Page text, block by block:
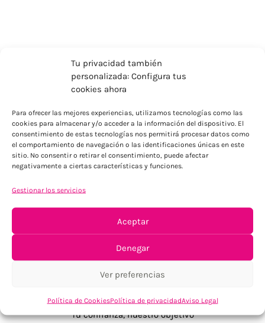
Tu privacidad también
personalizada: Configura tus
cookies ahora
Para ofrecer las mejores experiencias, utilizamos tecnologías como las
cookies para almacenar y/o acceder a la información del dispositivo. El
consentimiento de estas tecnologías nos permitirá procesar datos como
el comportamiento de navegación o las identificaciones únicas en este
sitio. No consentir o retirar el consentimiento, puede afectar
negativamente a ciertas características y funciones.
Gestionar los servicios
Aceptar
Denegar
Ver preferencias
Política de CookiesPolítica de privacidadAviso Legal
ENVÍOS ECONÓMICOS
Para Península, resto consultar
TU SATISFACCIÓN = LA NUESTRA
Tu confianza, nuestro objetivo